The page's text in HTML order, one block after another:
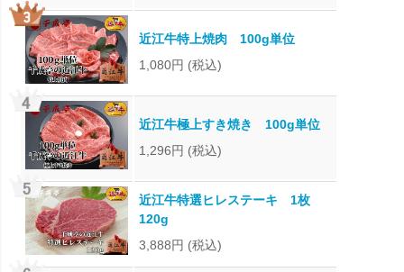
近江牛特上焼肉 100g単位
1,080円 (税込)
近江牛極上すき焼き 100g単位
1,296円 (税込)
近江牛特選ヒレステーキ 1枚
120g
3,888円 (税込)